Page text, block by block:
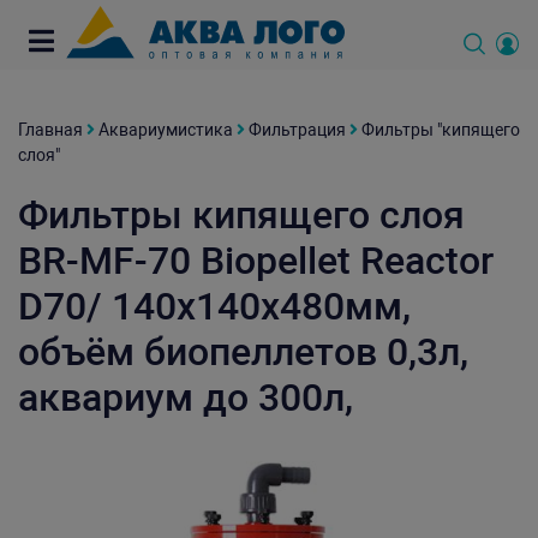
Главная Аквариумистика Фильтрация
Фильтры "кипящего
слоя"
Фильтры кипящего слоя
BR-MF-70 Biopellet Reactor
D70/ 140х140х480мм,
объём биопеллетов 0,3л,
аквариум до 300л,